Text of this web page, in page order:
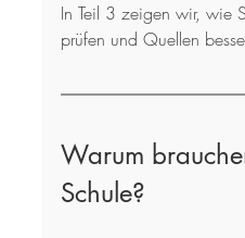
In Teil 3 zeigen wir, wie
prüfen und Quellen
Warum
Schule?